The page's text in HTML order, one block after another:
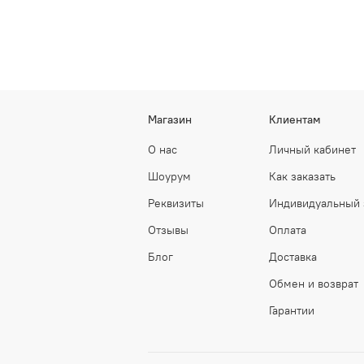
Магазин
О нас
Шоурум
Реквизиты
Отзывы
Блог
Клиентам
Личный кабинет
Как заказать
Индивидуальный
Оплата
Доставка
Обмен и возврат
Гарантии